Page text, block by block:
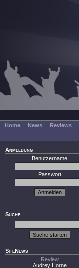
Home News Reviews
Anmeldung
Benutzername
Passwort
Suche
SiteNews
Review
Audrey Horne